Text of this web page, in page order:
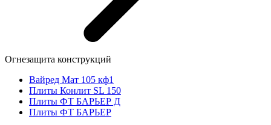
Огнезащита конструкций
Вайред Мат 105 кф1
Плиты Конлит SL 150
Плиты ФТ БАРЬЕР Д
Плиты ФТ БАРЬЕР